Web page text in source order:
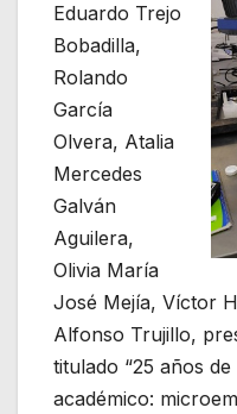
Eduardo Trejo
Bobadilla,
Rolando
García
Olvera, Atalia
Mercedes
Galván
Aguilera,
Olivia María
José Mejía, Víctor
Alfonso Trujillo,
titulado “25 años
académico: